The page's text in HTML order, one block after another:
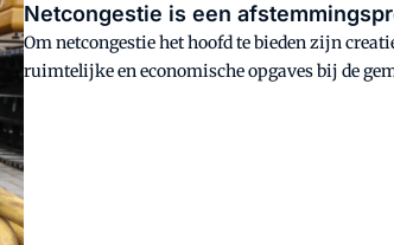
Netcongestie is een
Om netcongestie het hoofd te bieden zijn
ruimtelijke en economische opgaves bij de